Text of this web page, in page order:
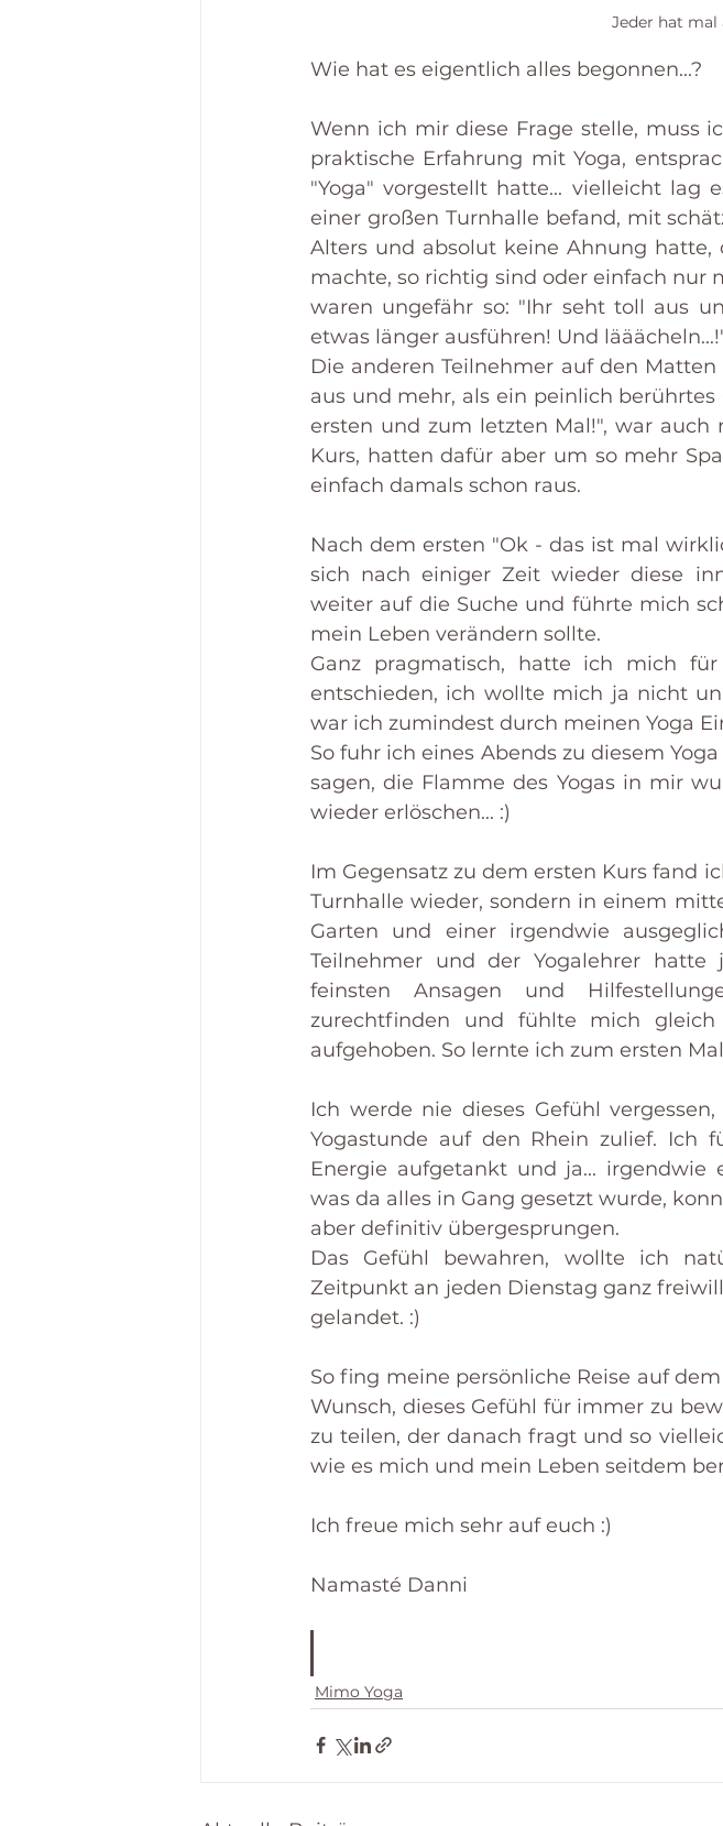
Jeder hat mal
Wie hat es eigentlich alles begonnen...?
Wenn ich mir diese Frage stelle, muss
praktische Erfahrung mit Yoga,
"Yoga" vorgestellt hatte... vielleicht lag
einer großen Turnhalle befand, mit
Alters und absolut keine Ahnung
machte, so richtig sind oder einfach nur
waren ungefähr so: "Ihr seht toll aus
etwas länger ausführen! Und
Die anderen Teilnehmer auf den
aus und mehr, als ein peinlich
ersten und zum letzten Mal!", war
Kurs, hatten dafür aber um so mehr
einfach damals schon raus.
Nach dem ersten "Ok - das ist mal
sich nach einiger Zeit wieder diese
weiter auf die Suche und führte mich
mein Leben verändern sollte.
Ganz pragmatisch, hatte ich mich
entschieden, ich wollte mich ja nicht
war ich zumindest durch meinen Yoga
So fuhr ich eines Abends zu diesem
sagen, die Flamme des Yogas in mir
wieder erlöschen... :)
Im Gegensatz zu dem ersten Kurs fand
Turnhalle wieder, sondern in einem
Garten und einer irgendwie
Teilnehmer und der Yogalehrer
feinsten Ansagen und
zurechtfinden und fühlte mich
aufgehoben. So lernte ich zum ersten
Ich werde nie dieses Gefühl
Yogastunde auf den Rhein zulief. Ich
Energie aufgetankt und ja... irgendwie
was da alles in Gang gesetzt wurde,
aber definitiv übergesprungen.
Das Gefühl bewahren, wollte ich
Zeitpunkt an jeden Dienstag ganz
gelandet. :)
So fing meine persönliche Reise auf
Wunsch, dieses Gefühl für immer zu
zu teilen, der danach fragt und so
wie es mich und mein Leben seitdem
Ich freue mich sehr auf euch :)
Namasté Danni
Mimo Yoga